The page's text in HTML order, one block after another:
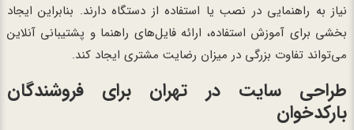
نیاز به راهنمایی در نصب یا استفاده از دستگاه دارند. بنابراین ایجاد
بخشی برای آموزش استفاده، ارائه فایل‌های راهنما و پشتیبانی آنلاین
می‌تواند تفاوت بزرگی در میزان رضایت مشتری ایجاد کند.
طراحی سایت در تهران برای فروشندگان
بارکدخوان